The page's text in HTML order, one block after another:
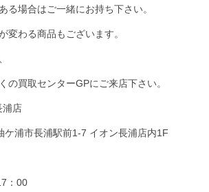
る場合はご一緒にお持ち下さい。
変わる商品もございます。
の買取センターGPにご来店下さい。
店
ケ浦市長浦駅前1-7 イオン長浦店内1F
：00